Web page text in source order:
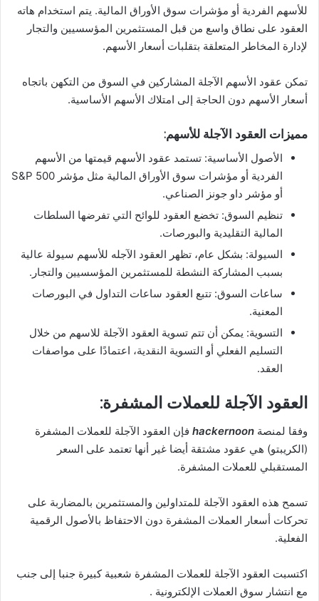
للأسهم الفردية أو مؤشرات سوق الأوراق المالية. يتم استخدام هاته
العقود على نطاق واسع من قبل المستثمرين المؤسسيين والتجار
لإدارة المخاطر المتعلقة بتقلبات أسعار الأسهم.
تمكن عقود الأسهم الآجلة المشاركين في السوق من التكهن باتجاه
أسعار الأسهم دون الحاجة إلى امتلاك الأسهم الأساسية.
مميزات العقود الآجلة للأسهم:
الأصول الأساسية: تستمد عقود الأسهم قيمتها من الأسهم
الفردية أو مؤشرات سوق الأوراق المالية مثل مؤشر S&P 500
أو مؤشر داو جونز الصناعي.
تنظيم السوق: تخضع العقود للوائح التي تفرضها السلطات
المالية التقليدية والبورصات.
السيولة: بشكل عام، تظهر العقود الآجله للأسهم سيولة عالية
بسبب المشاركة النشطة للمستثمرين المؤسسيين والتجار.
ساعات السوق: تتبع العقود ساعات التداول في البورصات
المعنية.
التسوية: يمكن أن تتم تسوية العقود الآجلة للاسهم من خلال
التسليم الفعلي أو التسوية النقدية، اعتمادًا على مواصفات
العقد.
العقود الآجلة للعملات المشفرة:
وفقا لمنصة hackernoon فإن العقود الآجلة للعملات المشفرة
(الكريبتو) هي عقود مشتقة أيضا غير أنها تعتمد على السعر
المستقبلي للعملات المشفرة.
تسمح هذه العقود الآجلة للمتداولين والمستثمرين بالمضاربة على
تحركات أسعار العملات المشفرة دون الاحتفاظ بالأصول الرقمية
الفعلية.
اكتسبت العقود الآجلة للعملات المشفرة شعبية كبيرة جنبا إلى جنب
مع انتشار سوق العملات الإلكترونية .